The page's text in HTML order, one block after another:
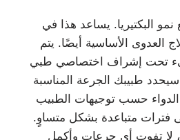
البكتيريا. يساعد هذا في
العدوى الأساسية أيضًا. يتم
تحت إشراف اختصاصي طبي
طبيبك الجرعة المناسبة
حسب توجيهات الطبيب
متباعدة بشكل متساوٍ.
تفوت أي جرعات وأكمل